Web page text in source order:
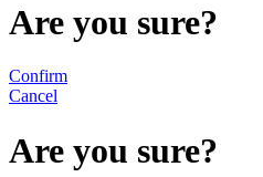
Are you sure?
Confirm
Cancel
Are you sure?